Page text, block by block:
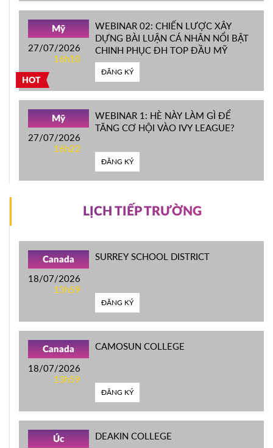
HOT
Mỹ
27/07/2026
16h10
WEBINAR 02: CHIẾN LƯỢC XÂY
DỰNG BÀI LUẬN CÁ NHÂN NỔI BẬT
CHINH PHỤC ĐH TOP ĐẦU MỸ
ĐĂNG KÝ
Mỹ
27/07/2026
16h22
WEBINAR 1: HÈ NÀY LÀM GÌ ĐỂ
TĂNG CƠ HỘI VÀO IVY LEAGUE?
ĐĂNG KÝ
LỊCH TIẾP TRƯỜNG
Canada
18/07/2026
13h59
SURREY SCHOOL DISTRICT
ĐĂNG KÝ
Canada
18/07/2026
13h59
CAMOSUN COLLEGE
ĐĂNG KÝ
Úc DEAKIN COLLEGE